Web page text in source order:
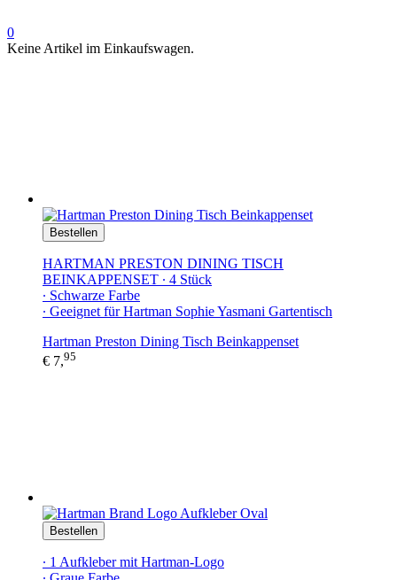
0
Keine Artikel im Einkaufswagen.
Bestellen
HARTMAN PRESTON DINING TISCH
BEINKAPPENSET ∙ 4 Stück
∙ Schwarze Farbe
∙ Geeignet für Hartman Sophie Yasmani Gartentisch
Hartman Preston Dining Tisch Beinkappenset
€ 7,95
Bestellen
∙ 1 Aufkleber mit Hartman-Logo